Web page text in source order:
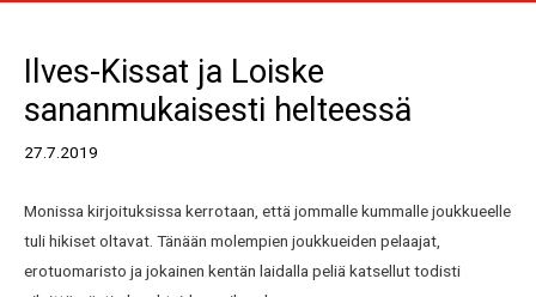
Ilves-Kissat ja Loiske
sananmukaisesti helteessä
27.7.2019
Monissa kirjoituksissa kerrotaan, että jommalle kummalle joukkueelle
tuli hikiset oltavat. Tänään molempien joukkueiden pelaajat,
erotuomaristo ja jokainen kentän laidalla peliä katsellut todisti
selaus